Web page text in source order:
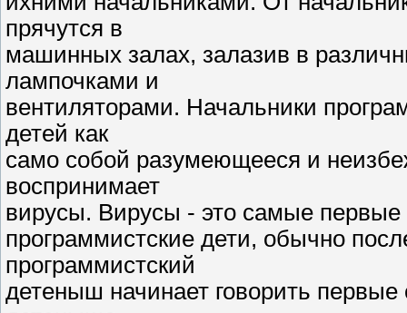
прячутся в
машинных залах, залазив в
лампочками и
вентиляторами. Начальники
детей как
само собой разумеющееся и
воспринимает
вирусы. Вирусы - это самые
программистские дети, обычно
программистский
детеныш начинает говорить